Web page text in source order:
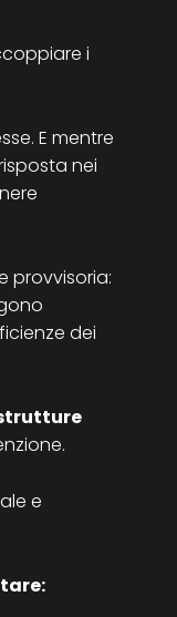
i
E mentre
nei
provvisoria:
dei
e